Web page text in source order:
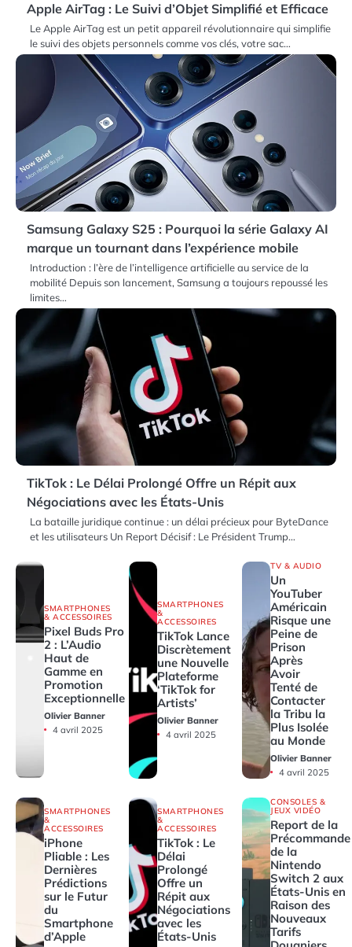
Apple AirTag : Le Suivi d’Objet Simplifié et Efficace
Le Apple AirTag est un petit appareil révolutionnaire qui simplifie
le suivi des objets personnels comme vos clés, votre sac…
Samsung Galaxy S25 : Pourquoi la série Galaxy AI
marque un tournant dans l’expérience mobile
Introduction : l’ère de l’intelligence artificielle au service de la
mobilité Depuis son lancement, Samsung a toujours repoussé les
limites…
TikTok : Le Délai Prolongé Offre un Répit aux
Négociations avec les États-Unis
La bataille juridique continue : un délai précieux pour ByteDance
et les utilisateurs Un Report Décisif : Le Président Trump…
SMARTPHONES
& ACCESSOIRES
Pixel Buds Pro
2 : L’Audio
Haut de
Gamme en
Promotion
Exceptionnelle
Olivier Banner
4 avril 2025
SMARTPHONES
&
ACCESSOIRES
TikTok Lance
Discrètement
une Nouvelle
Plateforme
‘TikTok for
Artists’
Olivier Banner
4 avril 2025
TV & AUDIO
Un
YouTuber
Américain
Risque une
Peine de
Prison
Après
Avoir
Tenté de
Contacter
la Tribu la
Plus Isolée
au Monde
Olivier Banner
4 avril 2025
SMARTPHONES
&
ACCESSOIRES
iPhone
Pliable : Les
Dernières
Prédictions
sur le Futur
du
Smartphone
d’Apple
SMARTPHONES
&
ACCESSOIRES
TikTok : Le
Délai
Prolongé
Offre un
Répit aux
Négociations
avec les
États-Unis
CONSOLES &
JEUX VIDÉO
Report de la
Précommande
de la
Nintendo
Switch 2 aux
États-Unis en
Raison des
Nouveaux
Tarifs